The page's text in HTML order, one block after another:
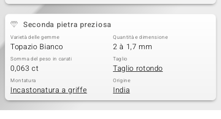
Seconda pietra preziosa
Varietà delle gemme
Topazio Bianco
Quantità e dimensione
2 à 1,7 mm
Somma del peso in carati
0,063 ct
Taglio
Taglio rotondo
Montatura
Incastonatura a griffe
Origine
India